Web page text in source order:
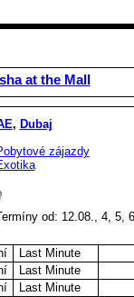
at the Mall
, Dubaj
zájazdy
od: 12.08., 4, 5,
Last Minute
Last Minute
Last Minute